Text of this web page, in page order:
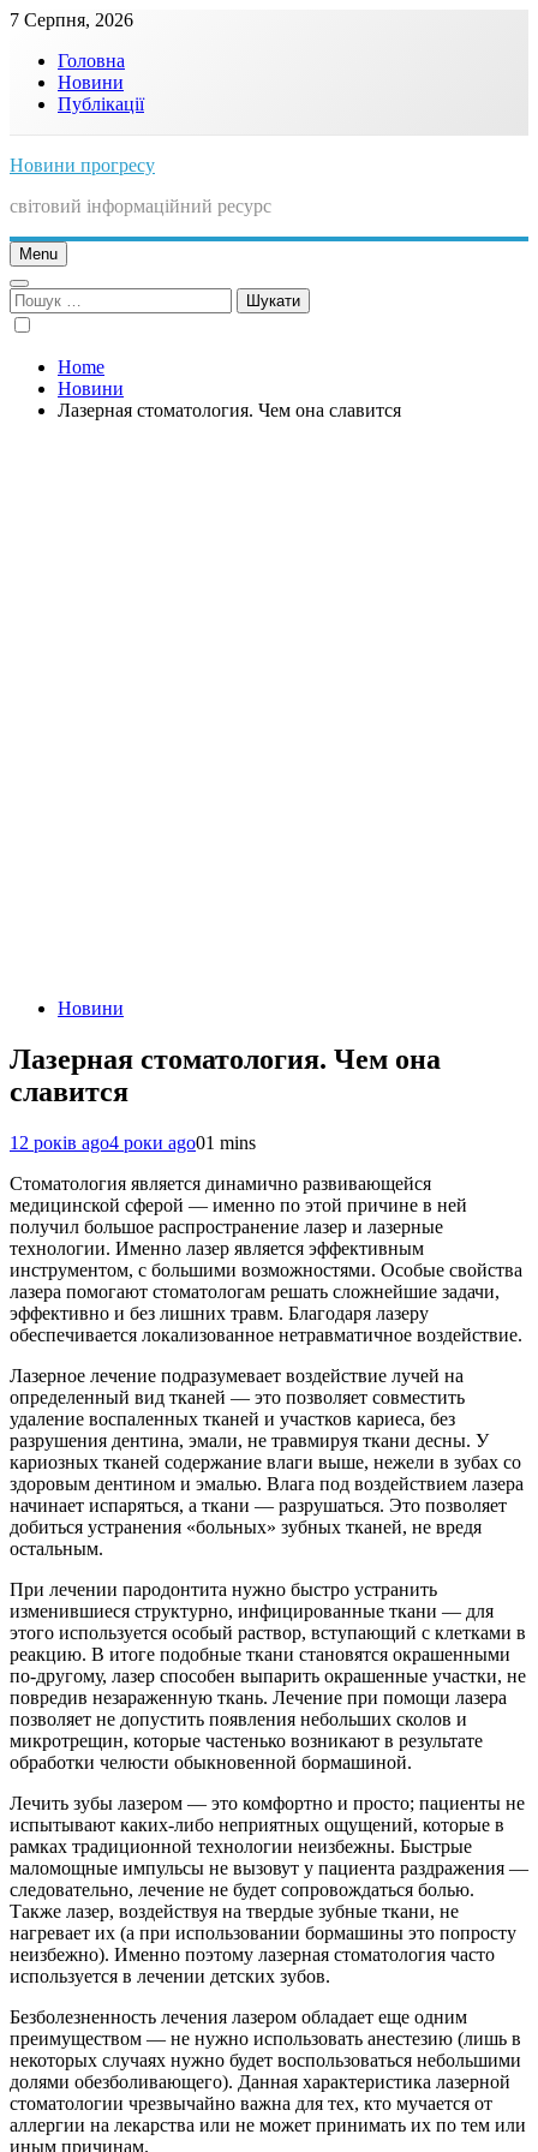
Skip
content
7 Серпня, 2026
Головна
Новини
Публікації
Новини прогресу
світовий інформаційний ресурс
Menu
Пошук:
Home
Новини
Лазерная стоматология. Чем она славится
Новини
Лазерная стоматология. Чем она
славится
12 років ago4 роки ago01 mins
Стоматология является динамично развивающейся
медицинской сферой — именно по этой причине в ней
получил большое распространение лазер и лазерные
технологии. Именно лазер является эффективным
инструментом, с большими возможностями. Особые свойства
лазера помогают стоматологам решать сложнейшие задачи,
эффективно и без лишних травм. Благодаря лазеру
обеспечивается локализованное нетравматичное воздействие.
Лазерное лечение подразумевает воздействие лучей на
определенный вид тканей — это позволяет совместить
удаление воспаленных тканей и участков кариеса, без
разрушения дентина, эмали, не травмируя ткани десны. У
кариозных тканей содержание влаги выше, нежели в зубах со
здоровым дентином и эмалью. Влага под воздействием лазера
начинает испаряться, а ткани — разрушаться. Это позволяет
добиться устранения «больных» зубных тканей, не вредя
остальным.
При лечении пародонтита нужно быстро устранить
изменившиеся структурно, инфицированные ткани — для
этого используется особый раствор, вступающий с клетками в
реакцию. В итоге подобные ткани становятся окрашенными
по-другому, лазер способен выпарить окрашенные участки, не
повредив незараженную ткань. Лечение при помощи лазера
позволяет не допустить появления небольших сколов и
микротрещин, которые частенько возникают в результате
обработки челюсти обыкновенной бормашиной.
Лечить зубы лазером — это комфортно и просто; пациенты не
испытывают каких-либо неприятных ощущений, которые в
рамках традиционной технологии неизбежны. Быстрые
маломощные импульсы не вызовут у пациента раздражения —
следовательно, лечение не будет сопровождаться болью.
Также лазер, воздействуя на твердые зубные ткани, не
нагревает их (а при использовании бормашины это попросту
неизбежно). Именно поэтому лазерная стоматология часто
используется в лечении детских зубов.
Безболезненность лечения лазером обладает еще одним
преимуществом — не нужно использовать анестезию (лишь в
некоторых случаях нужно будет воспользоваться небольшими
долями обезболивающего). Данная характеристика лазерной
стоматологии чрезвычайно важна для тех, кто мучается от
аллергии на лекарства или не может принимать их по тем или
иным причинам.